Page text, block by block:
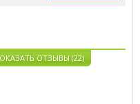
ОТЗЫВЫ (22)